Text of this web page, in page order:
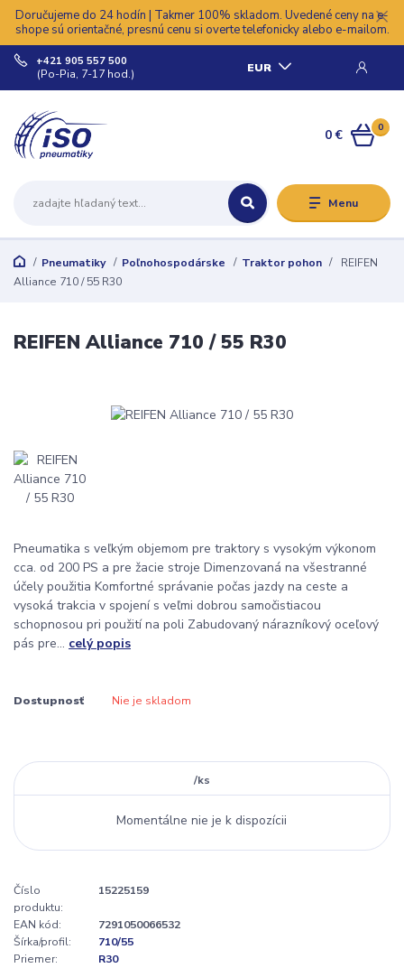
Doručujeme do 24 hodín | Takmer 100% skladom. Uvedené ceny na e-
shope sú orientačné, presnú cenu si overte telefonicky alebo e-mailom.
Menu
EUR
+421 905 557 500
(Po-Pia, 7-17 hod.)
0
0 €
Pneumatiky Poľnohospodárske Traktor pohon
REIFEN
Alliance 710 / 55 R30
REIFEN Alliance 710 / 55 R30
Pneumatika s veľkým objemom pre traktory s vysokým výkonom
cca. od 200 PS a pre žacie stroje Dimenzovaná na všestranné
účely použitia Komfortné správanie počas jazdy na ceste a
vysoká trakcia v spojení s veľmi dobrou samočistiacou
schopnosou pri použití na poli Zabudovaný nárazníkový oceľový
pás pre... celý popis
Dostupnosť Nie je skladom
/ks
Momentálne nie je k dispozícii
Číslo
produktu:
15225159
EAN kód:
7291050066532
Šírka/profil:
710/55
Priemer:
R30